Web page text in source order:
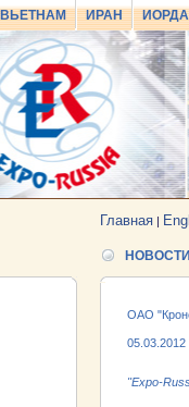
ВЬЕТНАМ ИРАН
Главная |
ОАО
05.03.2012
"Expo-